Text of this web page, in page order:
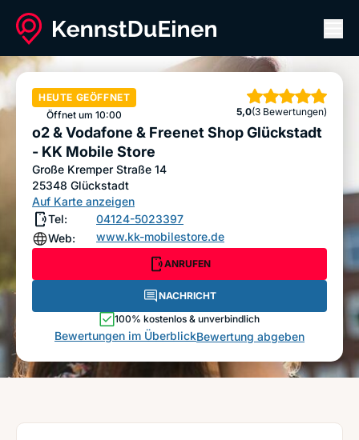
o2 & Vodafone & Freenet Shop Glückstadt - KK
Mobile Store
ANRUFEN NACHRICHT
Bewertung abgeben
HEUTE GEÖFFNET
Öffnet um 10:00
5,0
Sterne
(3 Bewertungen)
o2 & Vodafone & Freenet Shop Glückstadt
- KK Mobile Store
Große Kremper Straße 14
25348 Glückstadt
Auf Karte anzeigen
Tel:
04124-5023397
Web:
www.kk-mobilestore.de
ANRUFEN
NACHRICHT
100% kostenlos & unverbindlich
Bewertungen im ÜberblickBewertung abgeben